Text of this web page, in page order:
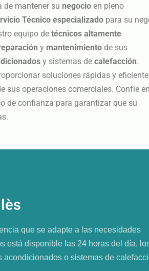
de mantener su negocio en pleno
Técnico especializado para su
equipo de técnicos altamente
y mantenimiento de sus
y sistemas de calefacción.
soluciones rápidas y
sus operaciones comerciales. Confíe en
de confianza para garantizar que su
que se adapte a las necesidades
está disponible las 24 horas del día,
o sistemas de